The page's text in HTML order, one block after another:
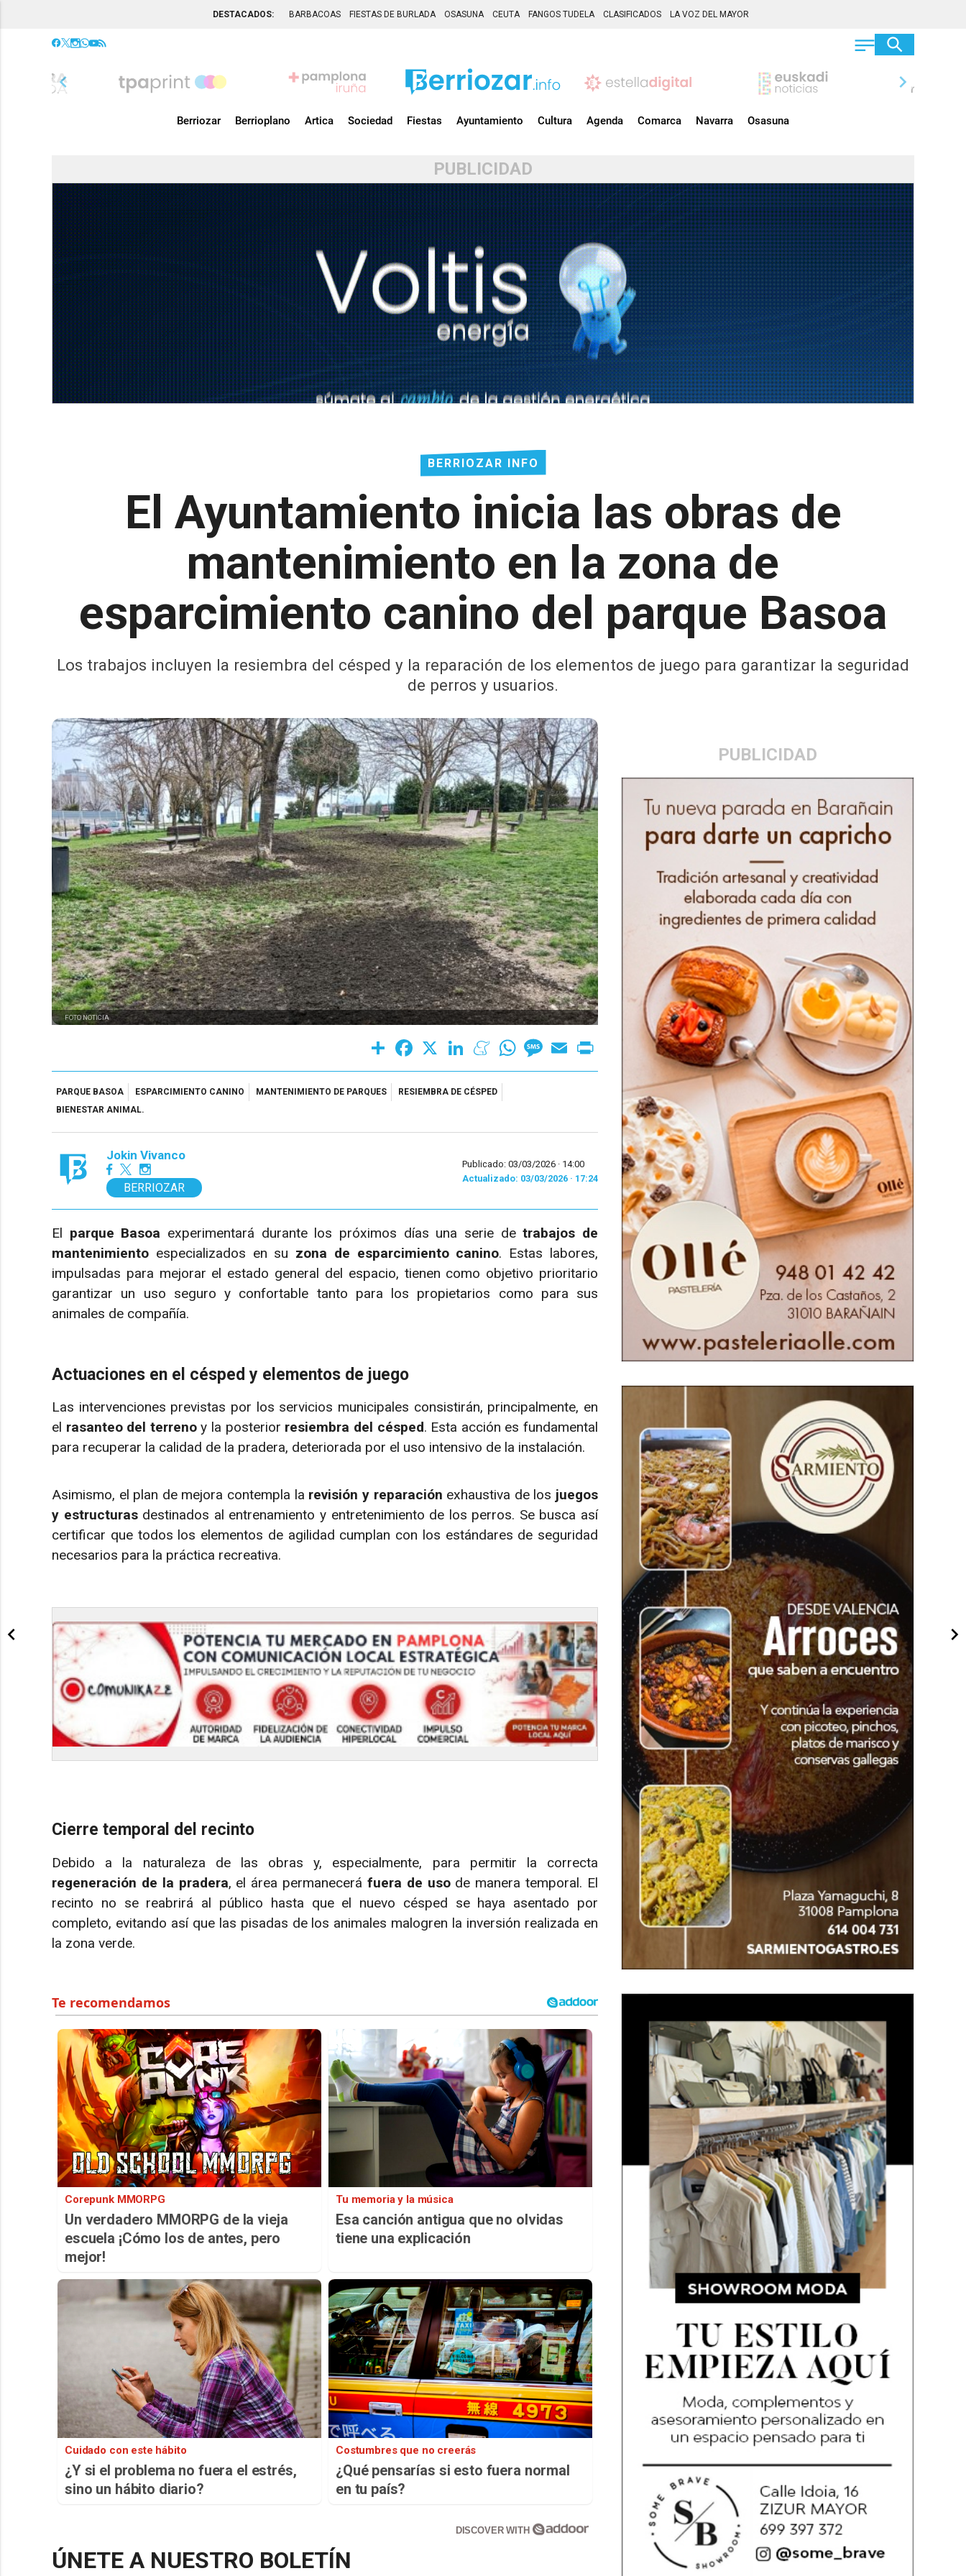
DESTACADOS: BARBACOAS FIESTAS DE BURLADA OSASUNA CEUTA FANGOS TUDELA CLASIFICADOS LA VOZ DEL MAYOR
chevron_left chevron_right
Berriozar Berrioplano Artica Sociedad Fiestas Ayuntamiento Cultura Agenda Comarca Navarra Osasuna
PUBLICIDAD
BERRIOZAR INFO
El Ayuntamiento inicia las obras de
mantenimiento en la zona de
esparcimiento canino del parque Basoa
Los trabajos incluyen la resiembra del césped y la reparación de los elementos de juego para garantizar la seguridad
de perros y usuarios.
PUBLICIDAD
FOTO NOTICIA
Share Facebook LinkedInMeneameWhatsAppMessage
Email
PARQUE BASOA ESPARCIMIENTO CANINO MANTENIMIENTO DE PARQUES
RESIEMBRA DE CÉSPED
BIENESTAR ANIMAL.
Jokin Vivanco
BERRIOZAR
Publicado: 03/03/2026 · 14:00
Actualizado: 03/03/2026 · 17:24
El parque Basoa experimentará durante los próximos días una serie detrabajos de
mantenimiento especializados en su zona de esparcimiento canino. Estas labores,
impulsadas para mejorar el estado general del espacio, tienen como objetivo prioritario
garantizar un uso seguro y confortable tanto para los propietarios como para sus
animales de compañía.
Actuaciones en el césped y elementos de juego
Las intervenciones previstas por los servicios municipales consistirán, principalmente, en
el rasanteo del terrenoy la posterior resiembra del césped. Esta acción es fundamental
para recuperar la calidad de la pradera, deteriorada por el uso intensivo de la instalación.
Asimismo, el plan de mejora contempla la revisión y reparación exhaustiva de los juegos
y estructurasdestinados al entrenamiento y entretenimiento de los perros. Se busca así
certificar que todos los elementos de agilidad cumplan con los estándares de seguridad
necesarios para la práctica recreativa.
Cierre temporal del recinto
Debido a la naturaleza de las obras y, especialmente, para permitir la correcta
regeneración de la pradera, el área permanecerá fuera de usode manera temporal. El
recinto no se reabrirá al público hasta que el nuevo césped se haya asentado por
completo, evitando así que las pisadas de los animales malogren la inversión realizada en
la zona verde.
Corepunk MMORPG
Un verdadero MMORPG de la vieja
escuela ¡Cómo los de antes, pero
mejor!
Tu memoria y la música
Esa canción antigua que no olvidas
tiene una explicación
Cuidado con este hábito
¿Y si el problema no fuera el estrés,
sino un hábito diario?
Costumbres que no creerás
¿Qué pensarías si esto fuera normal
en tu país?
DISCOVER WITH
ÚNETE A NUESTRO BOLETÍN